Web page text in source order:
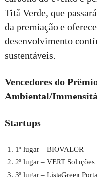
Titã Verde, que
da premiação e
desenvolvimento
sustentáveis.
Vencedores do
Ambiental/
Startups
1º lugar – BIOVALOR
2º lugar – VERT
3º lugar – ListaGreen